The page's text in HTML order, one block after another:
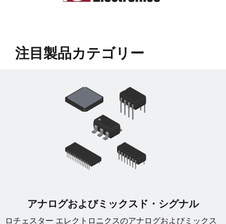
﻿注目製品カテゴリー
アナログおよびミックスド・シグナル
ロチェスター エレクトロニクスのアナログおよびミックス